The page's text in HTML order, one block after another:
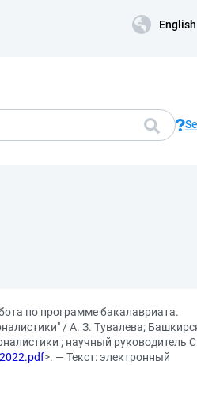
English
по программе бакалавриата.
/ А. З. Тувалева;
; научный руководитель
>. — Текст: электронный